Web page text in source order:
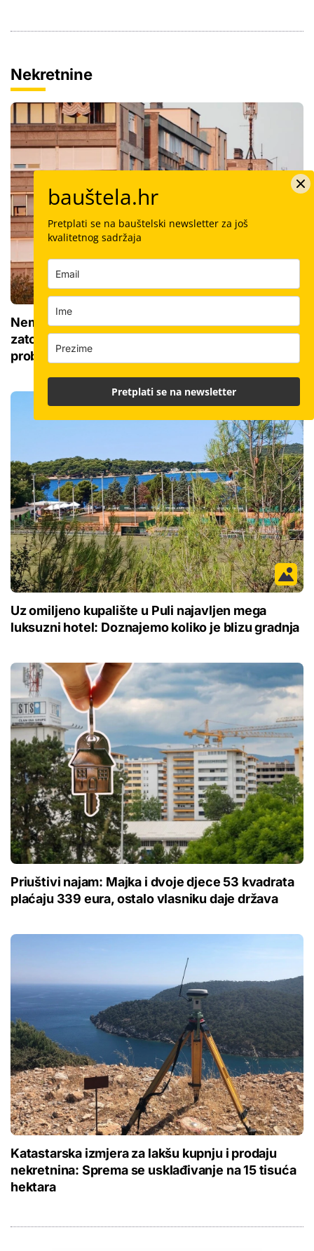
Nekretnine
Nema više 'sin mi se ženi pa izađi iz stana', ali
zato su najmoprimci s djecom u velikom
problemu
Uz omiljeno kupalište u Puli najavljen mega
luksuzni hotel: Doznajemo koliko je blizu gradnja
Priuštivi najam: Majka i dvoje djece 53 kvadrata
plaćaju 339 eura, ostalo vlasniku daje država
Katastarska izmjera za lakšu kupnju i prodaju
nekretnina: Sprema se usklađivanje na 15 tisuća
hektara
bauštela.hr
Pretplati se na bauštelski newsletter za još
kvalitetnog sadržaja
Pretplati se na newsletter